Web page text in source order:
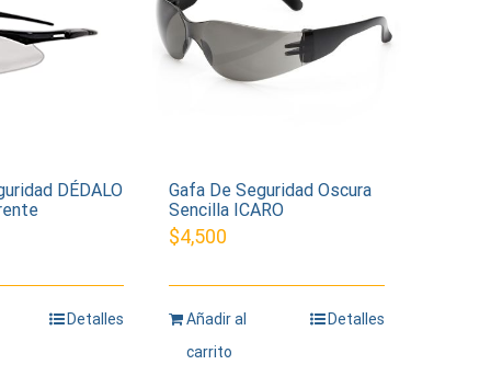
DÉDALO
Detalles
Gafa De Seguridad Oscura
Sencilla ICARO
$4,500
Añadir al
carrito
Detalles